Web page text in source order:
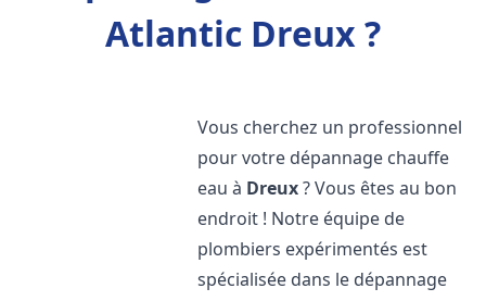
Atlantic Dreux ?
Vous cherchez un professionnel
pour votre dépannage chauffe
eau à Dreux? Vous êtes au bon
endroit ! Notre équipe de
plombiers expérimentés est
spécialisée dans le dépannage